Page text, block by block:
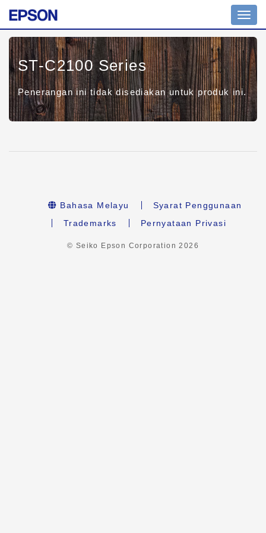
ST-C2100 Series
Penerangan ini tidak disediakan untuk produk ini.
Bahasa Melayu
Syarat Penggunaan
Trademarks
Pernyataan Privasi
© Seiko Epson Corporation2026